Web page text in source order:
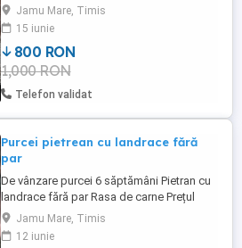
Jamu Mare, Timis
15 iunie
800 RON
1,000 RON
Telefon validat
Purcei pietrean cu landrace fără
par
De vânzare purcei 6 săptămâni Pietran cu
landrace fără par Rasa de carne Prețul
este pe bucata
Jamu Mare, Timis
12 iunie